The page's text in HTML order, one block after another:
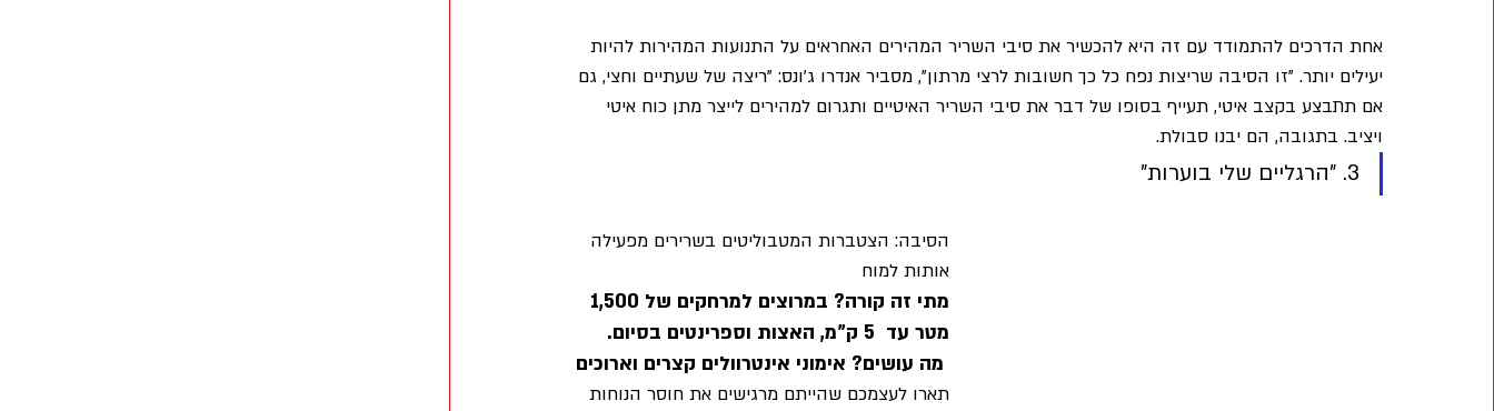
אחת הדרכים להתמודד עם זה היא להכשיר את סיבי השריר המהירים האחראים על התנועות המהירות להיות
יעילים יותר. "זו הסיבה שריצות נפח כל כך חשובות לרצי מרתון", מסביר אנדרו ג'ונס: "ריצה של שעתיים וחצי, גם
אם תתבצע בקצב איטי, תעייף בסופו של דבר את סיבי השריר האיטיים ותגרום למהירים לייצר מתן כוח איטי
ויציב. בתגובה, הם יבנו סבולת.
3. "הרגליים שלי בוערות"
הסיבה: הצטברות המטבוליטים בשרירים מפעילה
אותות למוח
מטר עד  5 ק"מ, האצות וספרינטים בסיום.
מה עושים? אימוני אינטרוולים קצרים וארוכים
תארו לעצמכם שהייתם מרגישים את חוסר הנוחות